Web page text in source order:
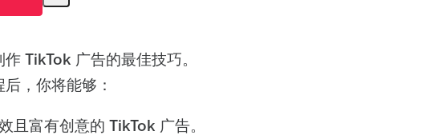
TikTok 广告的最佳技巧。
，你将能够：
且富有创意的 TikTok 广告。